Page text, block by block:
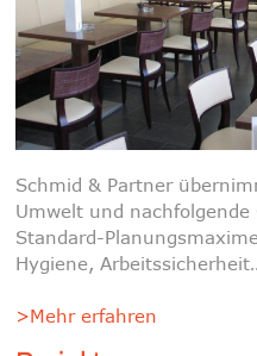
Schmid & Partner
Umwelt und
Standard-
Hygiene,
>Mehr erfahren